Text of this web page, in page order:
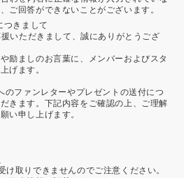
ご回答ができないことがございます。
つきまして
いただきまして、誠にありがとうござ
励ましのお言葉に、メンバーおよびスタ
げます。
のファンレターやプレゼントの送付につ
きます。下記内容をご確認の上、ご理解
い申し上げます。
取りできませんのでご注意ください。